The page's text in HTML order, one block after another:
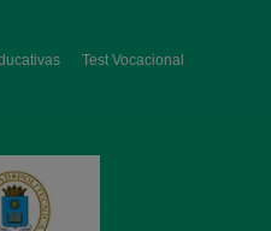
Test Vocacional